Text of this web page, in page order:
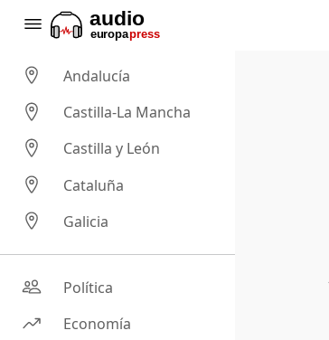
Andalucía
Castilla-La Mancha
Castilla y León
Cataluña
Galicia
Política
Economía